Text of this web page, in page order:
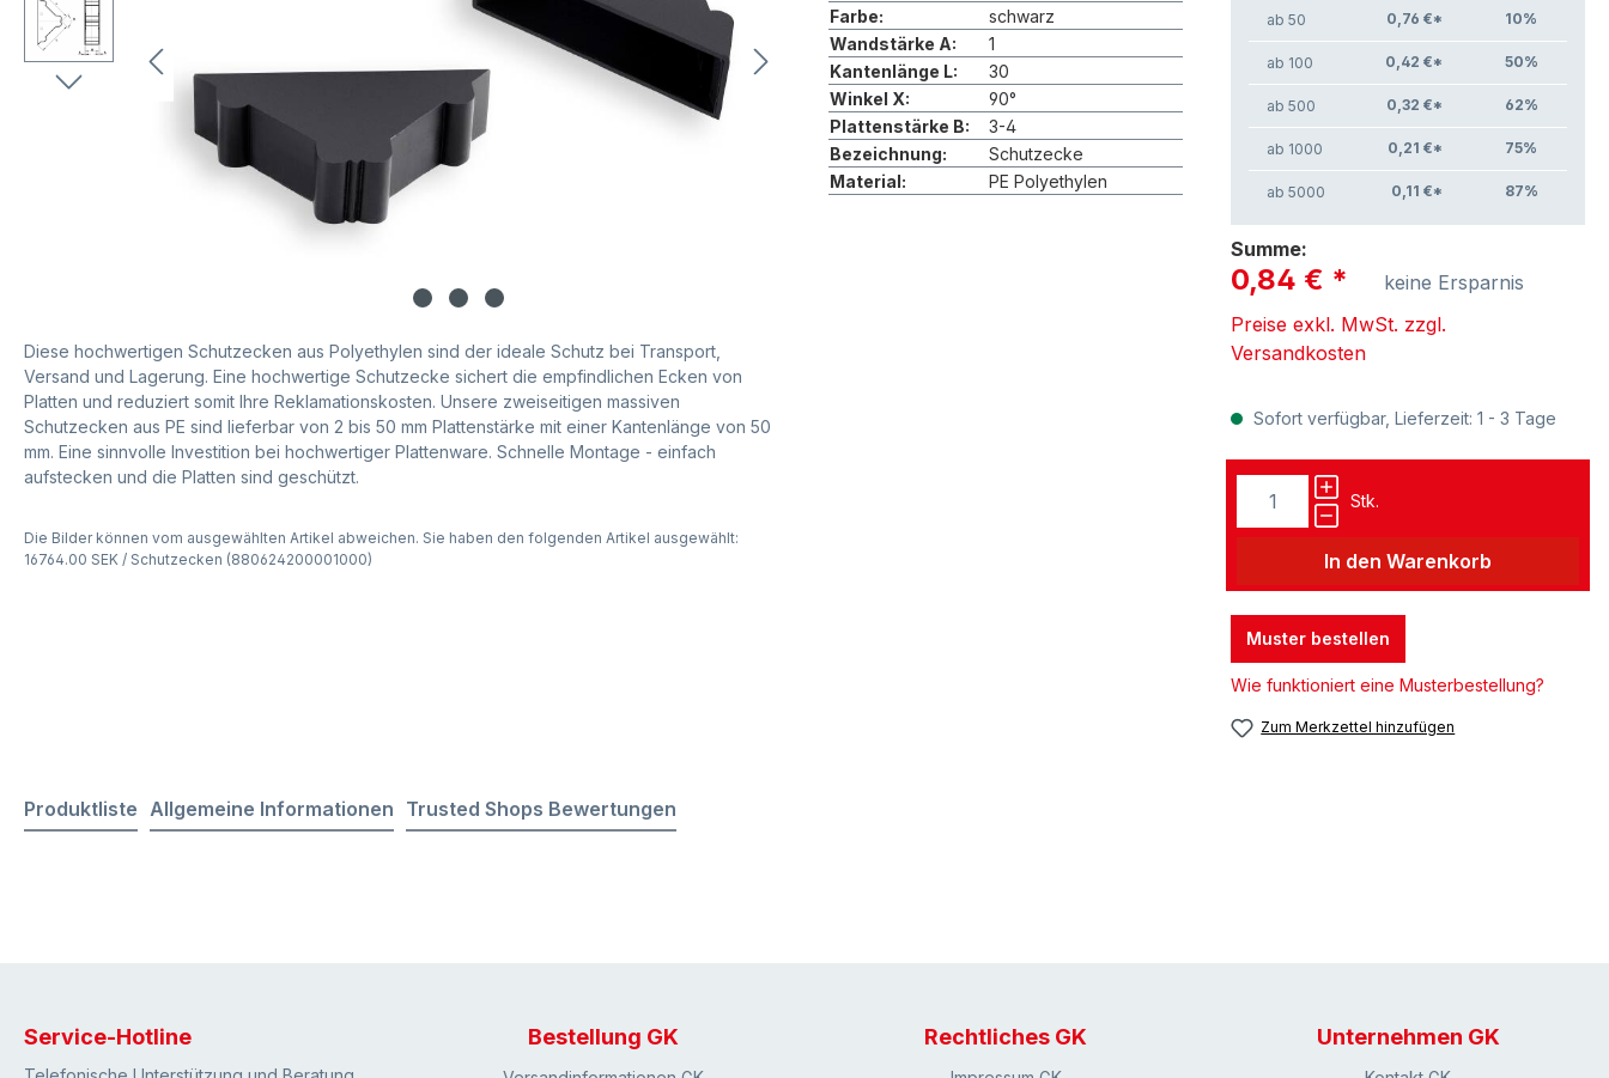
Diese hochwertigen Schutzecken aus Polyethylen sind der ideale Schutz bei Transport,
Versand und Lagerung. Eine hochwertige Schutzecke sichert die empfindlichen Ecken von
Platten und reduziert somit Ihre Reklamationskosten. Unsere zweiseitigen massiven
Schutzecken aus PE sind lieferbar von 2 bis 50 mm Plattenstärke mit einer Kantenlänge von 50
mm. Eine sinnvolle Investition bei hochwertiger Plattenware. Schnelle Montage - einfach
aufstecken und die Platten sind geschützt.
Die Bilder können vom ausgewählten Artikel abweichen. Sie haben den folgenden Artikel ausgewählt:
16764.00 SEK / Schutzecken (880624200001000)
Farbe:
schwarz
Wandstärke A:
1
Kantenlänge L:
30
Winkel X:
90°
Plattenstärke B:
3-4
Bezeichnung:
Schutzecke
Material:
PE Polyethylen
ab 50 0,76 €* 10%
ab 100 0,42 €* 50%
ab 500 0,32 €* 62%
ab 1000 0,21 €* 75%
ab 5000 0,11 €* 87%
Summe:
0,84 € *
keine Ersparnis
Preise exkl. MwSt. zzgl.
Versandkosten
Sofort verfügbar, Lieferzeit: 1 - 3 Tage
Stk.
In den Warenkorb
Muster bestellen
Wie funktioniert eine Musterbestellung?
Zum Merkzettel hinzufügen
Produktliste Allgemeine Informationen Trusted Shops Bewertungen
Service-Hotline Bestellung GK Rechtliches GK Unternehmen GK